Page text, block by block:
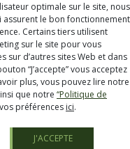
optimale sur le site, nous
le bon fonctionnement
Certains tiers utilisent
sur le site pour vous
sur d’autres sites Web et dans
“J’accepte” vous acceptez
plus, vous pouvez lire notre
que notre “Politique de
préférences ici.
J'ACCEPTE